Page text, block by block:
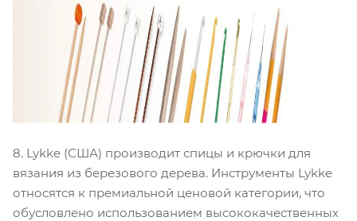
8. Lykke (США) производит спицы и крючки для
вязания из березового дерева. Инструменты Lykke
относятся к премиальной ценовой категории, что
обусловлено использованием высококачественных